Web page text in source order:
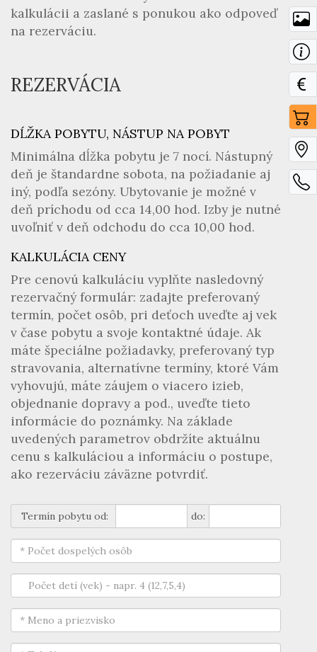
kalkulácii a zaslané s ponukou ako odpoveď
na rezerváciu.
REZERVÁCIA
DĹŽKA POBYTU, NÁSTUP NA POBYT
Minimálna dĺžka pobytu je 7 nocí. Nástupný
deň je štandardne sobota, na požiadanie aj
iný, podľa sezóny. Ubytovanie je možné v
deň príchodu od cca 14,00 hod. Izby je nutné
uvoľniť v deň odchodu do cca 10,00 hod.
KALKULÁCIA CENY
Pre cenovú kalkuláciu vyplňte nasledovný
rezervačný formulár: zadajte preferovaný
termín, počet osôb, pri deťoch uveďte aj vek
v čase pobytu a svoje kontaktné údaje. Ak
máte špeciálne požiadavky, preferovaný typ
stravovania, alternatívne termíny, ktoré Vám
vyhovujú, máte záujem o viacero izieb,
objednanie dopravy a pod., uveďte tieto
informácie do poznámky. Na základe
uvedených parametrov obdržíte aktuálnu
cenu s kalkuláciou a informáciu o postupe,
ako rezerváciu záväzne potvrdiť.
Termín pobytu od: do: